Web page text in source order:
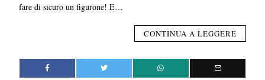
fare di sicuro un figurone! E…
CONTINUA A LEGGERE